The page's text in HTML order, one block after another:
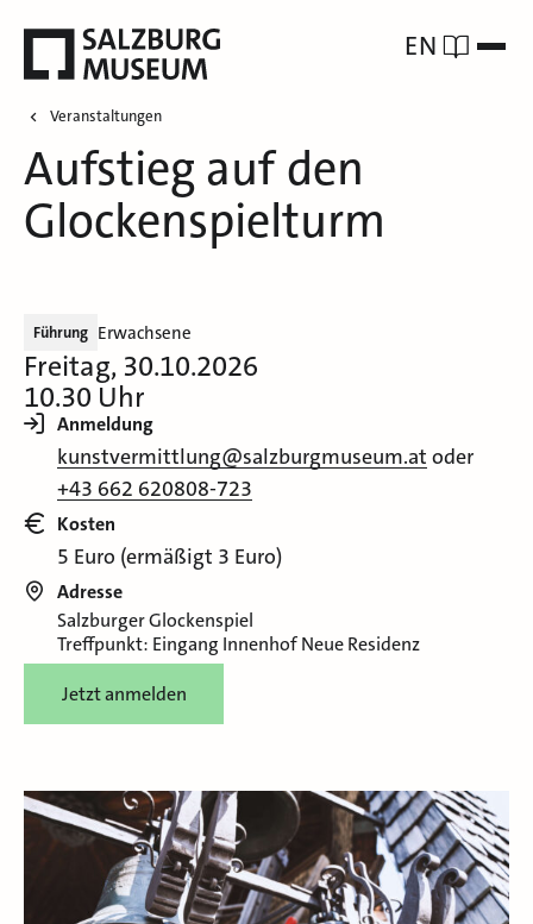
EN
Veranstaltungen
Aufstieg auf den
Glockenspielturm
Führung Erwachsene
Freitag, 30.10.2026
10.30 Uhr
Anmeldung
kunstvermittlung@salzburgmuseum.at oder
+43 662 620808-723
Kosten
5 Euro (ermäßigt 3 Euro)
Adresse
Salzburger Glockenspiel
Treffpunkt: Eingang Innenhof Neue Residenz
Jetzt anmelden